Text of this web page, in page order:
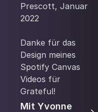
Prescott, Januar
2022
Danke für das
Design meines
Spotify Canvas
Videos für
Grateful!
Mit Yvonne